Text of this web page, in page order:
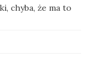
chyba, że ma to